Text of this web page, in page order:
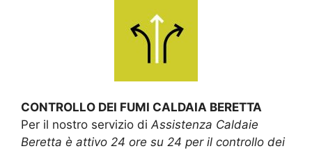
CONTROLLO DEI FUMI CALDAIA BERETTA
Per il nostro servizio di Assistenza Caldaie
Beretta è attivo 24 ore su 24 per il controllo dei